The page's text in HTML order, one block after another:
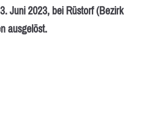
Juni 2023, bei Rüstorf (Bezirk
ausgelöst.